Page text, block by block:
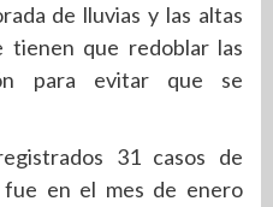
de lluvias y las altas
tienen que redoblar las
para evitar que se
31 casos de
en el mes de enero